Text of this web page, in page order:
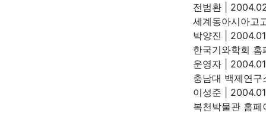
전범환
세계동아시아고
박양진
한국기와학회 홈
운영자
충남대 백제연
이성준
복천박물관 홈